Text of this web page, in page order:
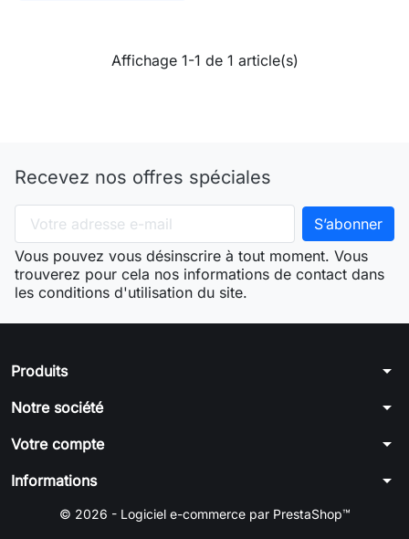
Affichage 1-1 de 1 article(s)
Recevez nos offres spéciales
Vous pouvez vous désinscrire à tout moment. Vous
trouverez pour cela nos informations de contact dans
les conditions d'utilisation du site.
Produits arrow_drop_down
Notre société arrow_drop_down
Votre compte arrow_drop_down
Informations arrow_drop_down
© 2026 - Logiciel e-commerce par PrestaShop™